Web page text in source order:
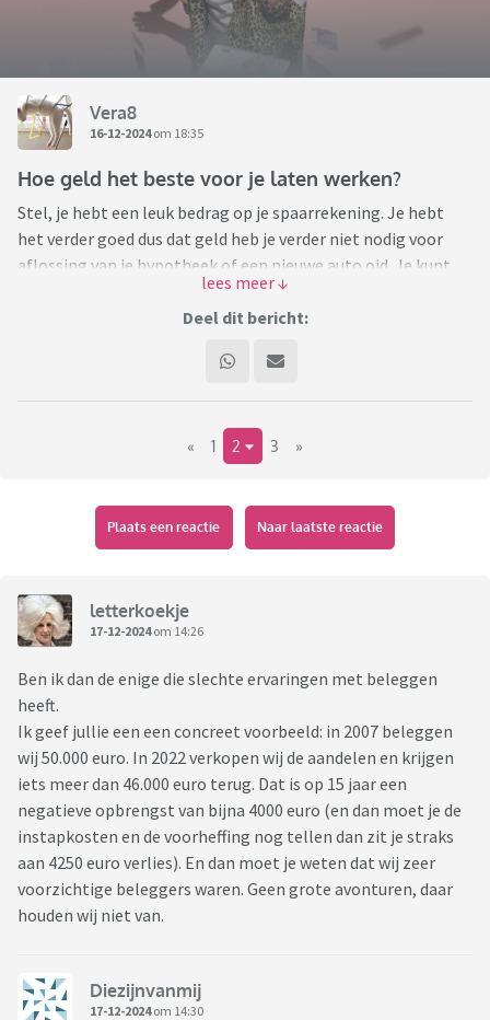
Vera8
16-12-2024om 18:35
Hoe geld het beste voor je laten werken?
Stel, je hebt een leuk bedrag op je spaarrekening. Je hebt
het verder goed dus dat geld heb je verder niet nodig voor
aflossing van je hypotheek of een nieuwe auto oid. Je kunt
het dus prima op die spaarrekening laten staan en vangt zo
ieder jaar een leuk bedrag aan rente.
Lekker veilig, niets aan de hand.
Maar misschien zijn er ook mogelijkheden om het
rendement verder te vergroten. Ik denk dan bijvoorbeeld aan
vermogensbeheerder.
Wie kan mij hier iets meer over vertellen of mogelijk een
Deel dit bericht:
« 1 2 3 »
Plaats een reactie Naar laatste reactie
letterkoekje
17-12-2024om 14:26
Ben ik dan de enige die slechte ervaringen met beleggen
heeft.
Ik geef jullie een een concreet voorbeeld: in 2007 beleggen
wij 50.000 euro. In 2022 verkopen wij de aandelen en krijgen
iets meer dan 46.000 euro terug. Dat is op 15 jaar een
negatieve opbrengst van bijna 4000 euro (en dan moet je de
instapkosten en de voorheffing nog tellen dan zit je straks
aan 4250 euro verlies). En dan moet je weten dat wij zeer
voorzichtige beleggers waren. Geen grote avonturen, daar
houden wij niet van.
Diezijnvanmij
17-12-2024om 14:30